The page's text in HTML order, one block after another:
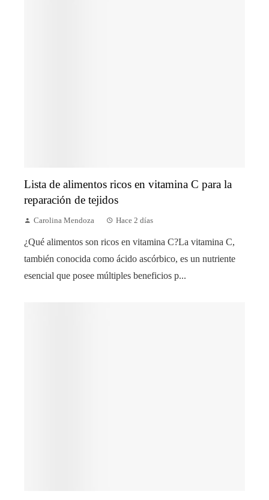
Lista de alimentos ricos en vitamina C para la
reparación de tejidos
Carolina Mendoza Hace 2 días
¿Qué alimentos son ricos en vitamina C?La vitamina C,
también conocida como ácido ascórbico, es un nutriente
esencial que posee múltiples beneficios p...